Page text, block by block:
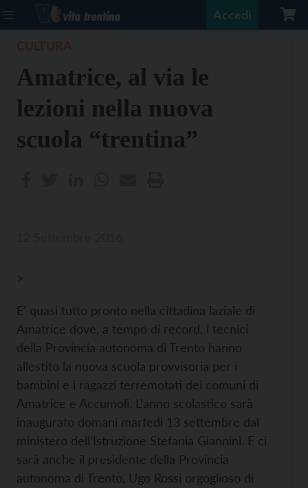
Accedi
Amatrice, al via le
lezioni nella nuova
scuola “trentina”
>
E’ quasi tutto pronto nella cittadina laziale di
Amatrice dove, a tempo di record, i tecnici
della Provincia autonoma di Trento hanno
allestito la nuova scuola provvisoria per i
bambini e i ragazzi terremotati dei comuni di
Amatrice e Accumoli. L’anno scolastico sarà
inaugurato domani martedì 13 settembre dal
ministero dell’Istruzione Stefania Giannini. E ci
sarà anche il presidente della Provincia
autonoma di Trento, Ugo Rossi orgoglioso di